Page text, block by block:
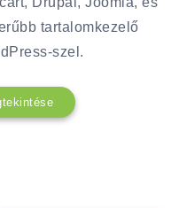
tartalomkezelő
szel.